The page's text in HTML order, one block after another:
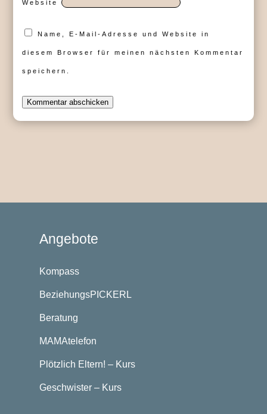
Website
Name, E-Mail-Adresse und Website in
diesem Browser für meinen nächsten Kommentar
speichern.
Kommentar abschicken
Angebote
Kompass
BeziehungsPICKERL
Beratung
MAMAtelefon
Plötzlich Eltern! – Kurs
Geschwister – Kurs